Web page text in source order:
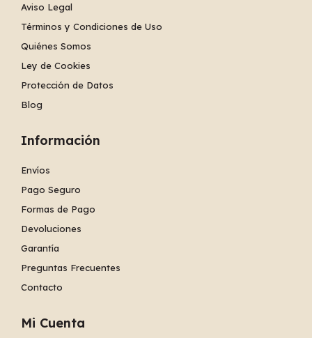
Aviso Legal
Términos y Condiciones de Uso
Quiénes Somos
Ley de Cookies
Protección de Datos
Blog
Información
Envíos
Pago Seguro
Formas de Pago
Devoluciones
Garantía
Preguntas Frecuentes
Contacto
Mi Cuenta